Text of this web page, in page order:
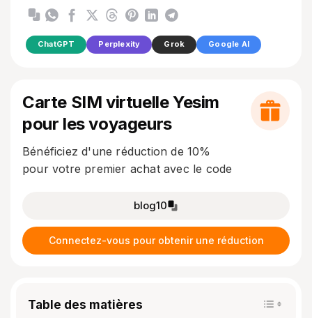
ChatGPT Perplexity Grok Google AI
Carte SIM virtuelle Yesim
pour les voyageurs
Bénéficiez d'une réduction de 10%
pour votre premier achat avec le code
blog10
Connectez-vous pour obtenir une réduction
Table des matières